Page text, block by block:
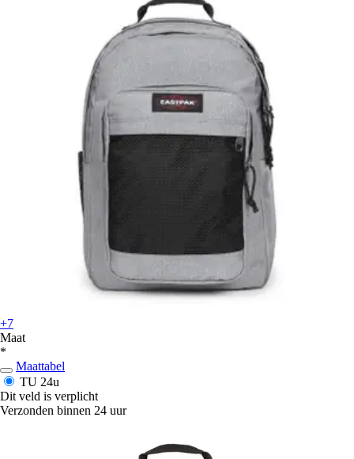
+7
Maat
*
Maattabel
TU 24u
Dit veld is verplicht
Verzonden binnen 24 uur